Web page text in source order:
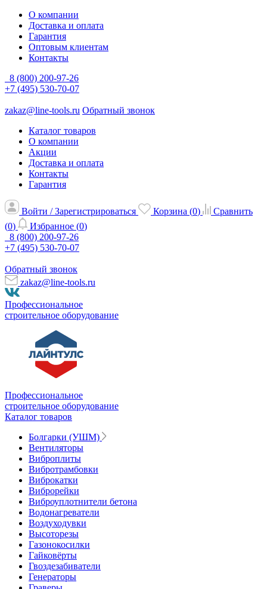
О компании
Доставка и оплата
Гарантия
Оптовым клиентам
Контакты
8 (800) 200-97-26
+7 (495) 530-70-07
zakaz@line-tools.ru Обратный звонок
Каталог товаров
О компании
Акции
Доставка и оплата
Контакты
Гарантия
Войти / Зарегистрироваться Корзина (0)
Сравнить
(0) Избранное (0)
8 (800) 200-97-26
+7 (495) 530-70-07
Обратный звонок
zakaz@line-tools.ru
Профессиональное
строительное оборудование
Профессиональное
строительное оборудование
Каталог товаров
Болгарки (УШМ)
Вентиляторы
Виброплиты
Вибротрамбовки
Виброкатки
Виброрейки
Виброуплотнители бетона
Водонагреватели
Воздуходувки
Высоторезы
Газонокосилки
Гайковёрты
Гвоздезабиватели
Генераторы